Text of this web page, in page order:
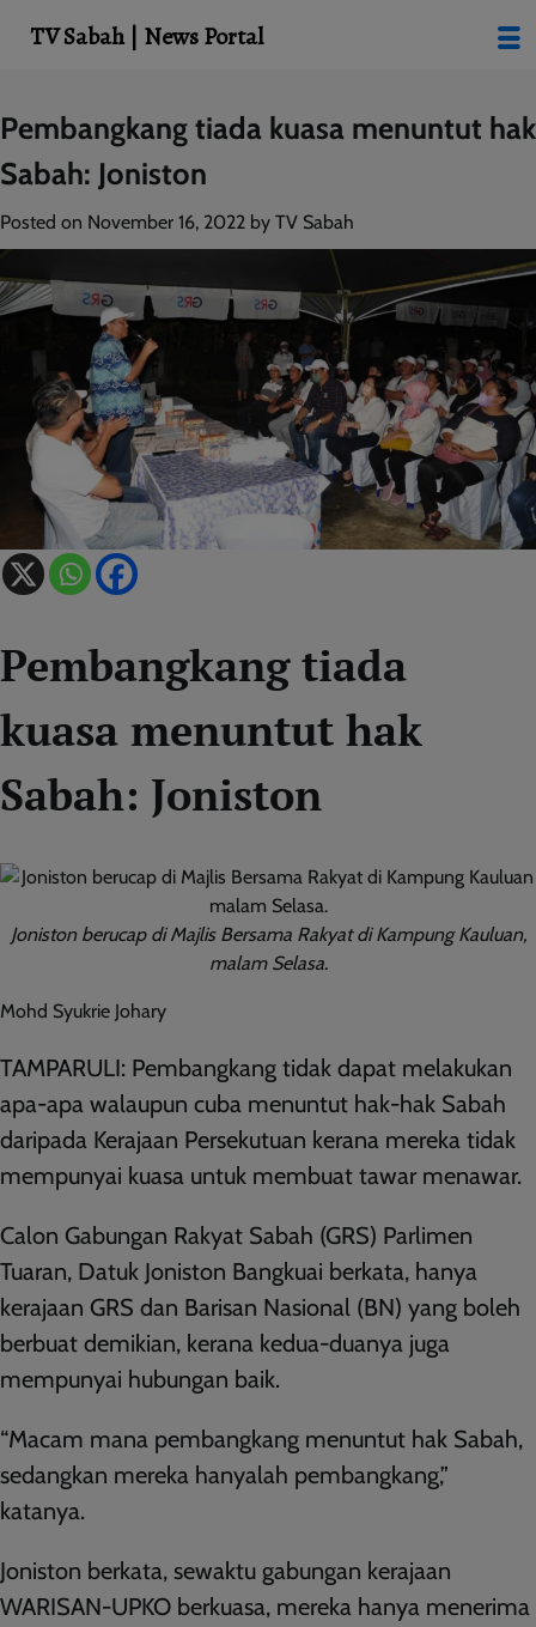
Skip
to
content
Pembangkang tiada kuasa menuntut hak
Sabah: Joniston
Posted on November 16, 2022 by TV Sabah
Pembangkang tiada
kuasa menuntut hak
Sabah: Joniston
Joniston berucap di Majlis Bersama Rakyat di Kampung Kauluan,
malam Selasa.
Mohd Syukrie Johary
TAMPARULI: Pembangkang tidak dapat melakukan
apa-apa walaupun cuba menuntut hak-hak Sabah
daripada Kerajaan Persekutuan kerana mereka tidak
mempunyai kuasa untuk membuat tawar menawar.
Calon Gabungan Rakyat Sabah (GRS) Parlimen
Tuaran, Datuk Joniston Bangkuai berkata, hanya
kerajaan GRS dan Barisan Nasional (BN) yang boleh
berbuat demikian, kerana kedua-duanya juga
mempunyai hubungan baik.
“Macam mana pembangkang menuntut hak Sabah,
sedangkan mereka hanyalah pembangkang,”
katanya.
Joniston berkata, sewaktu gabungan kerajaan
WARISAN-UPKO berkuasa, mereka hanya menerima
TV Sabah | News Portal